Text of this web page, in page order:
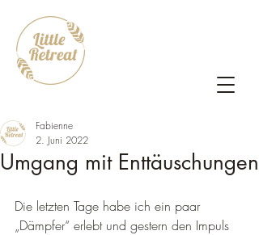
Umgang mit Enttäuschungen
Fabienne
2. Juni 2022
Die letzten Tage habe ich ein paar
„Dämpfer“ erlebt und gestern den Impuls